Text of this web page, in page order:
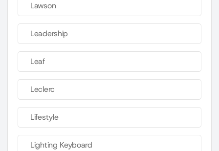
Lawson
Leadership
Leaf
Leclerc
Lifestyle
Lighting Keyboard